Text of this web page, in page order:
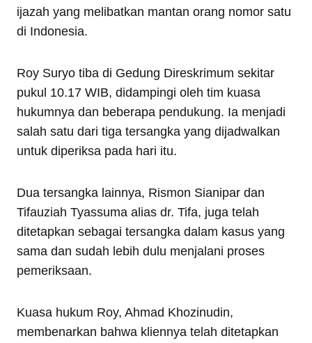
ijazah yang melibatkan mantan orang nomor satu
di Indonesia.
Roy Suryo tiba di Gedung Direskrimum sekitar
pukul 10.17 WIB, didampingi oleh tim kuasa
hukumnya dan beberapa pendukung. Ia menjadi
salah satu dari tiga tersangka yang dijadwalkan
untuk diperiksa pada hari itu.
Dua tersangka lainnya, Rismon Sianipar dan
Tifauziah Tyassuma alias dr. Tifa, juga telah
ditetapkan sebagai tersangka dalam kasus yang
sama dan sudah lebih dulu menjalani proses
pemeriksaan.
Kuasa hukum Roy, Ahmad Khozinudin,
membenarkan bahwa kliennya telah ditetapkan